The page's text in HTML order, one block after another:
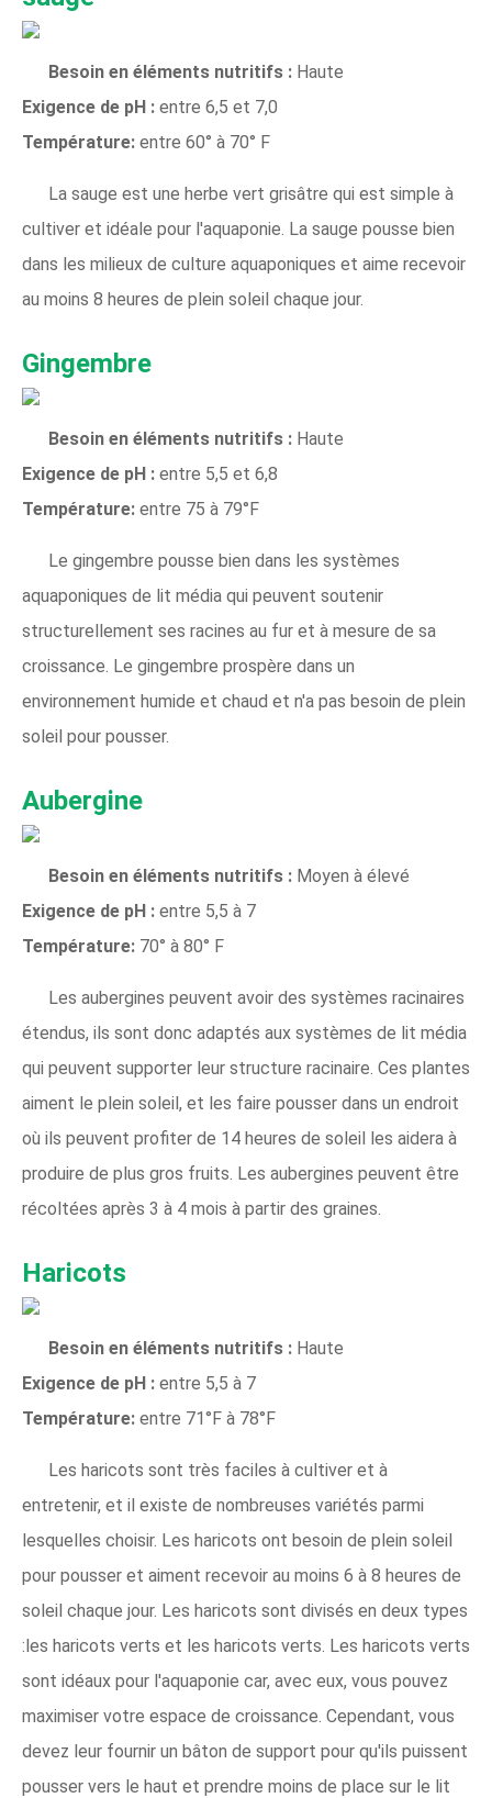
Besoin en éléments nutritifs : Haute
Exigence de pH : entre 6,5 et 7,0
Température: entre 60° à 70° F
La sauge est une herbe vert grisâtre qui est simple à
cultiver et idéale pour l'aquaponie. La sauge pousse bien
dans les milieux de culture aquaponiques et aime recevoir
au moins 8 heures de plein soleil chaque jour.
Gingembre
Besoin en éléments nutritifs : Haute
Exigence de pH : entre 5,5 et 6,8
Température: entre 75 à 79°F
Le gingembre pousse bien dans les systèmes
aquaponiques de lit média qui peuvent soutenir
structurellement ses racines au fur et à mesure de sa
croissance. Le gingembre prospère dans un
environnement humide et chaud et n'a pas besoin de plein
soleil pour pousser.
Aubergine
Besoin en éléments nutritifs : Moyen à élevé
Exigence de pH : entre 5,5 à 7
Température: 70° à 80° F
Les aubergines peuvent avoir des systèmes racinaires
étendus, ils sont donc adaptés aux systèmes de lit média
qui peuvent supporter leur structure racinaire. Ces plantes
aiment le plein soleil, et les faire pousser dans un endroit
où ils peuvent profiter de 14 heures de soleil les aidera à
produire de plus gros fruits. Les aubergines peuvent être
récoltées après 3 à 4 mois à partir des graines.
Haricots
Besoin en éléments nutritifs : Haute
Exigence de pH : entre 5,5 à 7
Température: entre 71°F à 78°F
Les haricots sont très faciles à cultiver et à
entretenir, et il existe de nombreuses variétés parmi
lesquelles choisir. Les haricots ont besoin de plein soleil
pour pousser et aiment recevoir au moins 6 à 8 heures de
soleil chaque jour. Les haricots sont divisés en deux types
:les haricots verts et les haricots verts. Les haricots verts
sont idéaux pour l'aquaponie car, avec eux, vous pouvez
maximiser votre espace de croissance. Cependant, vous
devez leur fournir un bâton de support pour qu'ils puissent
pousser vers le haut et prendre moins de place sur le lit